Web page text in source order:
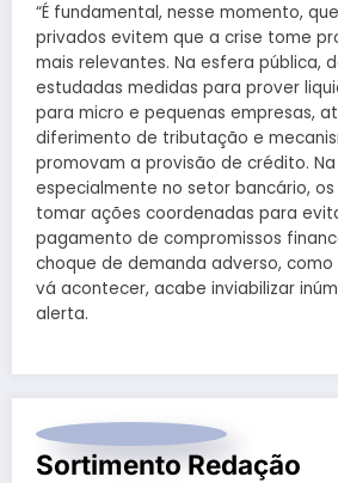
“É fundamental, nesse momento,
privados evitem que a crise tome
mais relevantes. Na esfera pública,
estudadas medidas para prover
para micro e pequenas empresas,
diferimento de tributação e
promovam a provisão de crédito.
especialmente no setor bancário,
tomar ações coordenadas para
pagamento de compromissos
choque de demanda adverso,
vá acontecer, acabe inviabilizar
alerta.
Sortimento Redação